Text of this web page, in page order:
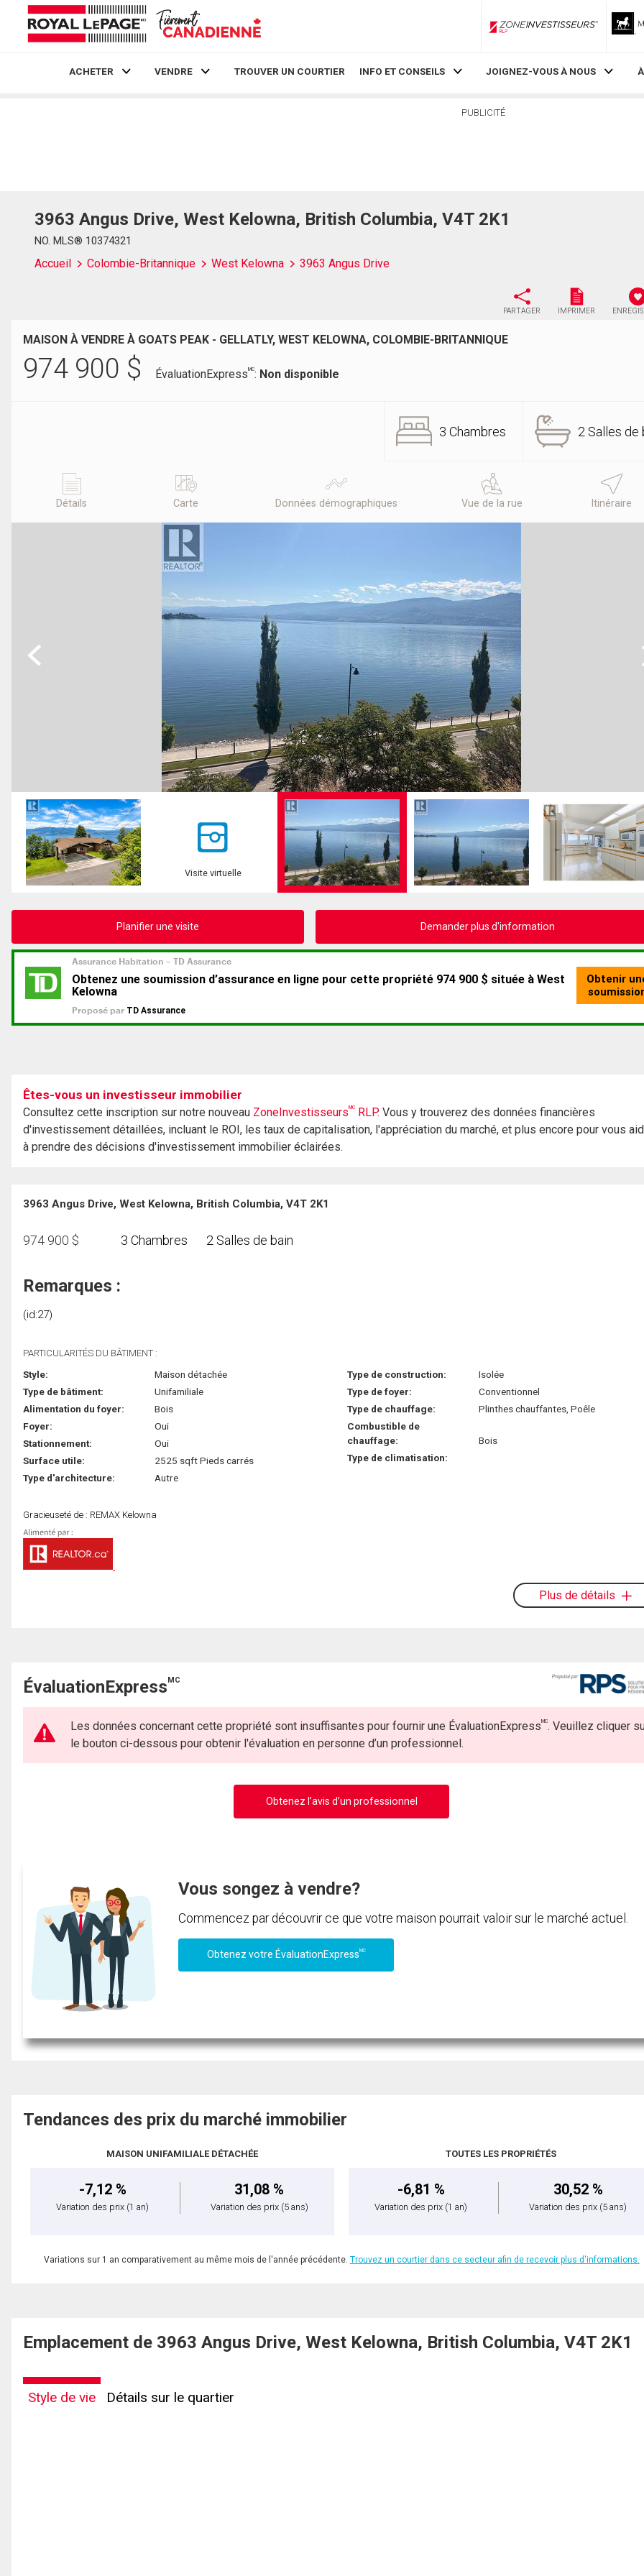
ZoneInvestisseurs RLP
ACHETER VENDRE TROUVER UN COURTIER INFO ET CONSEILS JOIGNEZ-VOUS À NOUS
PUBLICITÉ
3963 Angus Drive, West Kelowna, British Columbia, V4T 2K1
NO. MLS® 10374321
Accueil Colombie-Britannique West Kelowna 3963 Angus Drive
PARTAGER IMPRIMER
MAISON À VENDRE À GOATS PEAK - GELLATLY, WEST KELOWNA, COLOMBIE-BRITANNIQUE
974 900 $ ÉvaluationExpressMC: Non disponible
3 Chambres 2 Salles de
Détails Carte Données démographiques Vue de la rue Itinéraire
Previous
Visite virtuelle
Planifier une visite Demander plus d'information
Êtes-vous un investisseur immobilier
Consultez cette inscription sur notre nouveau ZoneInvestisseursMC RLP. Vous y trouverez des données financières
d'investissement détaillées, incluant le ROI, les taux de capitalisation, l'appréciation du marché, et plus encore pour vous
à prendre des décisions d'investissement immobilier éclairées.
3963 Angus Drive, West Kelowna, British Columbia, V4T 2K1
974 900 $ 3 Chambres 2 Salles de bain
Remarques :
(id:27)
PARTICULARITÉS DU BÂTIMENT :
Style:
Maison détachée
Type de bâtiment:
Unifamiliale
Alimentation du foyer:
Bois
Foyer:
Oui
Stationnement:
Oui
Surface utile:
2525 sqft Pieds carrés
Type d'architecture:
Autre
Type de construction:
Isolée
Type de foyer:
Conventionnel
Type de chauffage:
Plinthes chauffantes, Poêle
Combustible de
chauffage:
Bois
Type de climatisation:
Gracieuseté de : REMAX Kelowna
Plus de détails
ÉvaluationExpressMC
Les données concernant cette propriété sont insuffisantes pour fournir une ÉvaluationExpressMC. Veuillez cliquer
le bouton ci-dessous pour obtenir l'évaluation en personne d’un professionnel.
Obtenez l’avis d’un professionnel
Vous songez à vendre?
Commencez par découvrir ce que votre maison pourrait valoir sur le marché actuel.
Obtenez votre ÉvaluationExpressMC
Tendances des prix du marché immobilier
MAISON UNIFAMILIALE DÉTACHÉE
-7,12 %
Variation des prix (1 an)
31,08 %
Variation des prix (5 ans)
TOUTES LES PROPRIÉTÉS
-6,81 %
Variation des prix (1 an)
30,52 %
Variation des prix (5 ans)
Variations sur 1 an comparativement au même mois de l'année précédente. Trouvez un courtier dans ce secteur afin de recevoir plus d'informations.
Emplacement de 3963 Angus Drive, West Kelowna, British Columbia, V4T 2K1
Style de vie Détails sur le quartier